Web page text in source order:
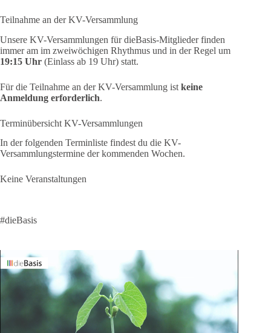
Teilnahme an der KV-Versammlung
Unsere KV-Versammlungen für dieBasis-Mitglieder finden
immer am im zweiwöchigen Rhythmus und in der Regel um
19:15 Uhr (Einlass ab 19 Uhr) statt.
Für die Teilnahme an der KV-Versammlung ist keine ​​​​​​​
Anmeldung erforderlich.
Terminübersicht KV-Versammlungen
In der folgenden Terminliste findest du die KV-
Versammlungstermine der kommenden Wochen.
Keine Veranstaltungen
#dieBasis